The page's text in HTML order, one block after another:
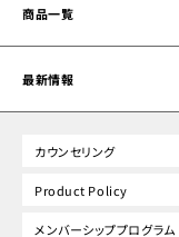
商品一覧
最新情報
カウンセリング
Product Policy
メンバーシッププログラム